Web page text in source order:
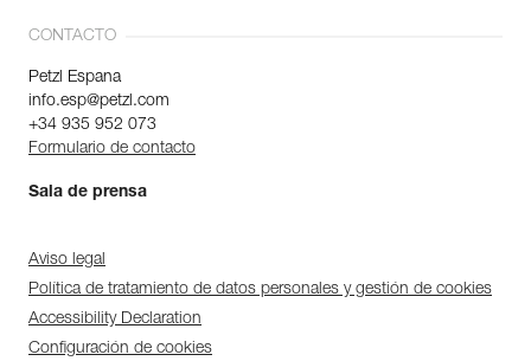
CONTACTO
Petzl Espana
info.esp@petzl.com
+34 935 952 073
Formulario de contacto
Sala de prensa
Aviso legal
Política de tratamiento de datos personales y gestión de cookies
Accessibility Declaration
Configuración de cookies